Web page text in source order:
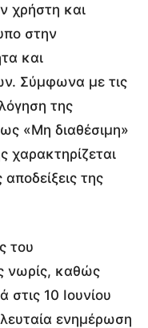
χρήστη και
στην
και
Σύμφωνα με τις
της
«Μη διαθέσιμη»
χαρακτηρίζεται
της
του
νωρίς, καθώς
10 Ιουνίου
ενημέρωση